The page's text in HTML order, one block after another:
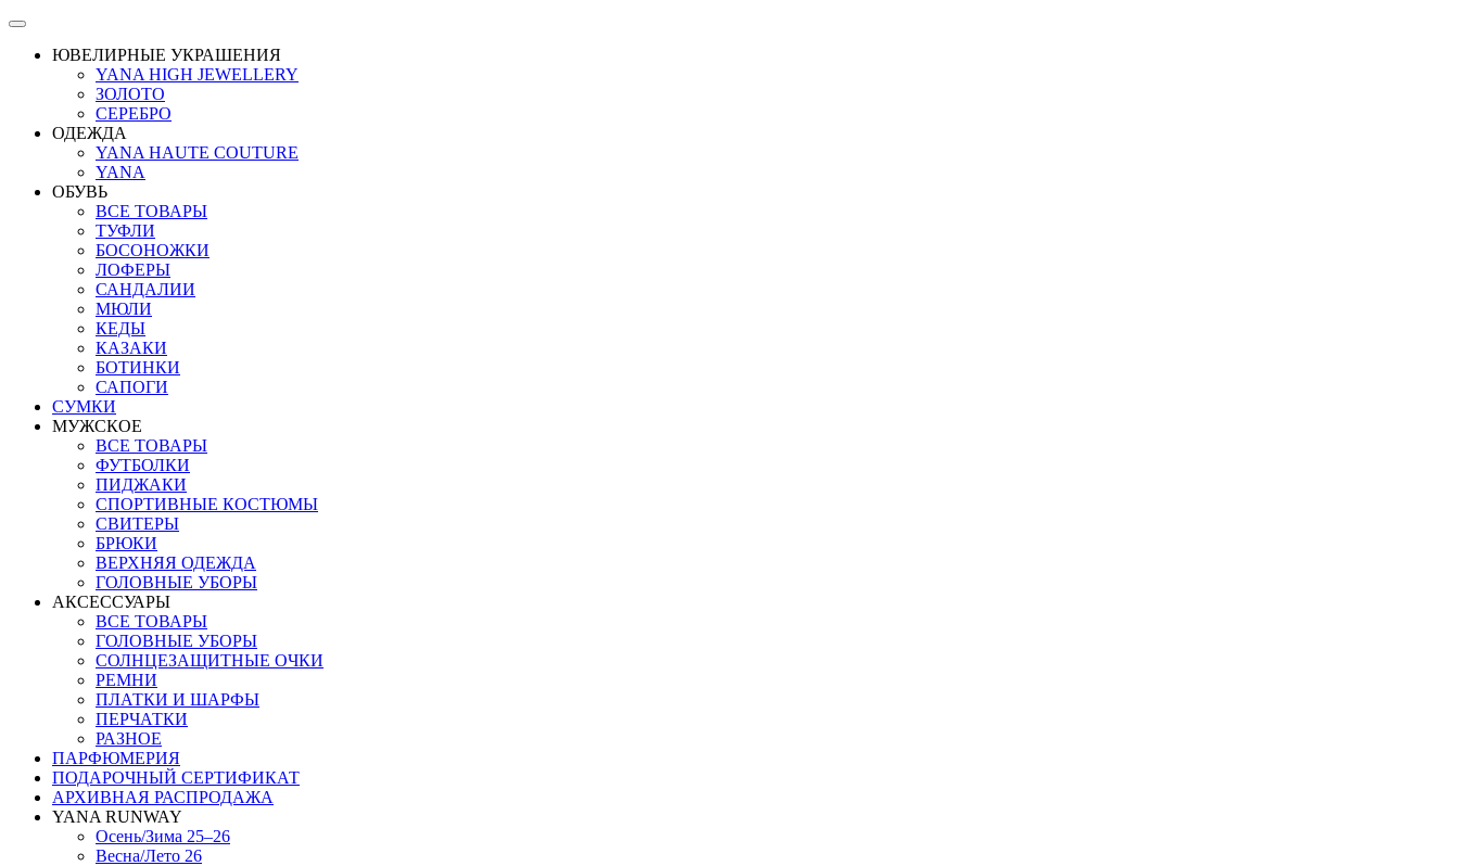
ЮВЕЛИРНЫЕ УКРАШЕНИЯ
YANA HIGH JEWELLERY
ЗОЛОТО
СЕРЕБРО
ОДЕЖДА
YANA HAUTE COUTURE
YANA
ОБУВЬ
ВСЕ ТОВАРЫ
ТУФЛИ
БОСОНОЖКИ
ЛОФЕРЫ
САНДАЛИИ
МЮЛИ
КЕДЫ
КАЗАКИ
БОТИНКИ
САПОГИ
СУМКИ
МУЖСКОЕ
ВСЕ ТОВАРЫ
ФУТБОЛКИ
ПИДЖАКИ
СПОРТИВНЫЕ КОСТЮМЫ
СВИТЕРЫ
БРЮКИ
ВЕРХНЯЯ ОДЕЖДА
ГОЛОВНЫЕ УБОРЫ
АКСЕССУАРЫ
ВСЕ ТОВАРЫ
ГОЛОВНЫЕ УБОРЫ
СОЛНЦЕЗАЩИТНЫЕ ОЧКИ
РЕМНИ
ПЛАТКИ И ШАРФЫ
ПЕРЧАТКИ
РАЗНОЕ
ПАРФЮМЕРИЯ
ПОДАРОЧНЫЙ СЕРТИФИКАТ
АРХИВНАЯ РАСПРОДАЖА
YANA RUNWAY
Осень/Зима 25–26
Весна/Лето 26